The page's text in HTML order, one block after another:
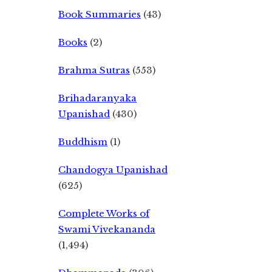
Book Summaries (43)
Books (2)
Brahma Sutras (553)
Brihadaranyaka
Upanishad (430)
Buddhism (1)
Chandogya Upanishad
(625)
Complete Works of
Swami Vivekananda
(1,494)